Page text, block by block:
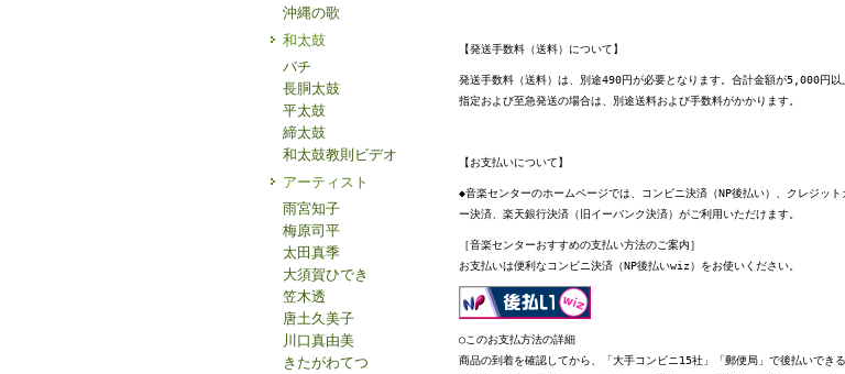
沖縄の歌
和太鼓
バチ
長胴太鼓
平太鼓
締太鼓
和太鼓教則ビデオ
アーティスト
雨宮知子
梅原司平
太田真季
大須賀ひでき
笠木透
唐土久美子
川口真由美
きたがわてつ
【発送手数料（送料）について】
発送手数料（送料）は、別途490円が必要となります。合計金額が5,000円
指定および至急発送の場合は、別途送料および手数料がかかります。
【お支払いについて】
◆音楽センターのホームページでは、コンビニ決済（NP後払い）、クレジッ
ー決済、楽天銀行決済（旧イーバンク決済）がご利用いただけます。
［音楽センターおすすめの支払い方法のご案内］
お支払いは便利なコンビニ決済（NP後払いwiz）をお使いください。
○このお支払方法の詳細
商品の到着を確認してから、「大手コンビニ15社」「郵便局」で後払いでき